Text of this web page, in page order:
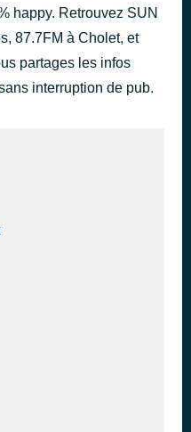
happy. Retrouvez SUN
87.7FM à Cholet, et
partages les infos
interruption de pub.